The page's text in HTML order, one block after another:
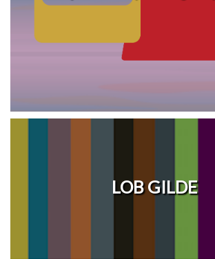
LOB GILDE